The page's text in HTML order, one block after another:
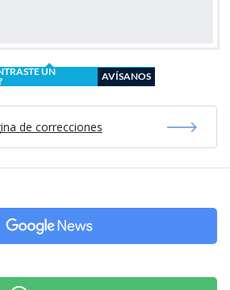
UN
AVÍSANOS
de correcciones